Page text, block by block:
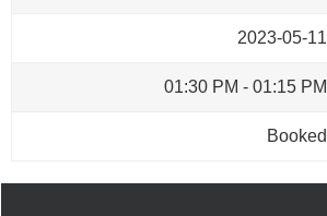
2023-05-11
01:15 PM
-
01:30 PM
Booked